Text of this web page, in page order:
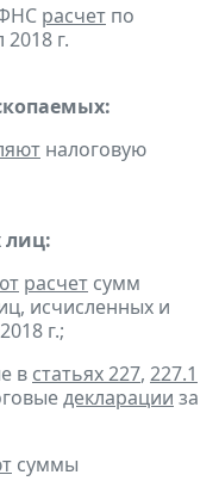
расчет по
г.
налоговую
лиц:
расчет сумм
исчисленных и
г.;
в статьях 227, 227.1
декларации за
суммы